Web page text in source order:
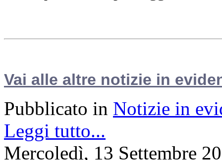
Vai alle altre notizie in
Pubblicato in Notizie in
Leggi tutto...
Mercoledì, 13 Settembre